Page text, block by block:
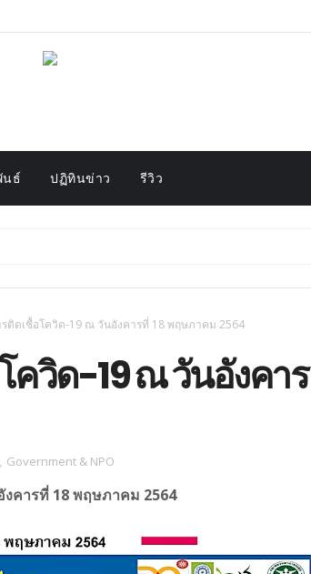
นธ์ ปฏิทินข่าว รีวิว
ติดเชื้อโควิด-19 ณ วันอังคารที่ 18 พฤษภาคม 2564
วิด-19 ณ วันอังคาร
, Government & NPO
คารที่ 18 พฤษภาคม 2564